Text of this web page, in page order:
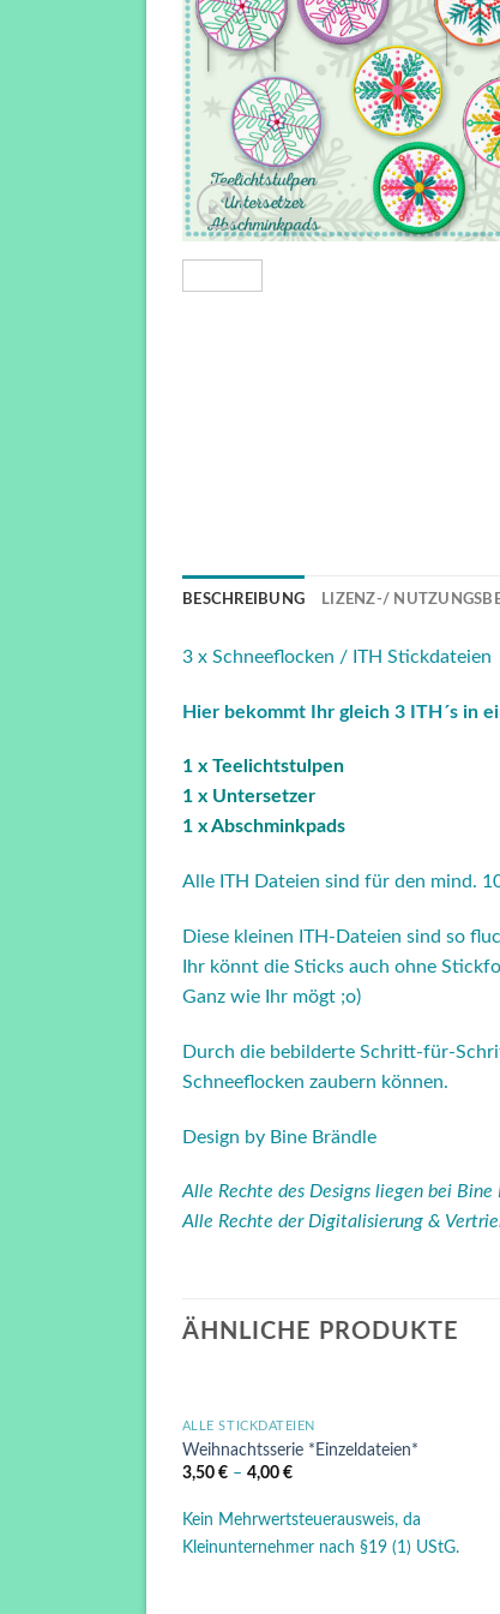
BESCHREIBUNG LIZENZ-/
3 x Schneeflocken / ITH Stickdateien
Hier bekommt Ihr gleich 3 ITH´s in
1 x Teelichtstulpen
1 x Untersetzer
1 x Abschminkpads
Alle ITH Dateien sind für den mind.
Diese kleinen ITH-Dateien sind so
Ihr könnt die Sticks auch ohne
Ganz wie Ihr mögt ;o)
Durch die bebilderte Schritt-für-
Schneeflocken zaubern können.
Design by Bine Brändle
Alle Rechte des Designs liegen bei
Alle Rechte der Digitalisierung &
ÄHNLICHE PRODUKTE
Auf die
Wunschliste
ALLE STICKDATEIEN
Weihnachtsserie *Einzeldateien*
3,50 €– 4,00 €
Kein Mehrwertsteuerausweis, da
Kleinunternehmer nach §19 (1) UStG.